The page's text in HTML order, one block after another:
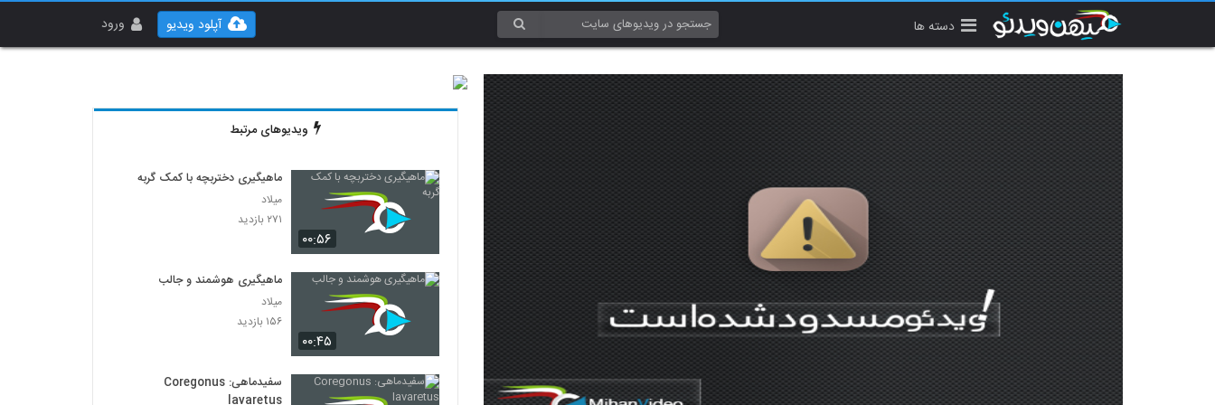
دسته ها ورود آپلود ویدیو
ویدیوهای مرتبط
۰۰:۵۶
ماهیگیری دختربچه با کمک گربه
میلاد
۲۷۱ بازدید
۰۰:۴۵
ماهیگیری هوشمند و جالب
میلاد
۱۵۶ بازدید
سفیدماهی: Coregonus
lavaretus